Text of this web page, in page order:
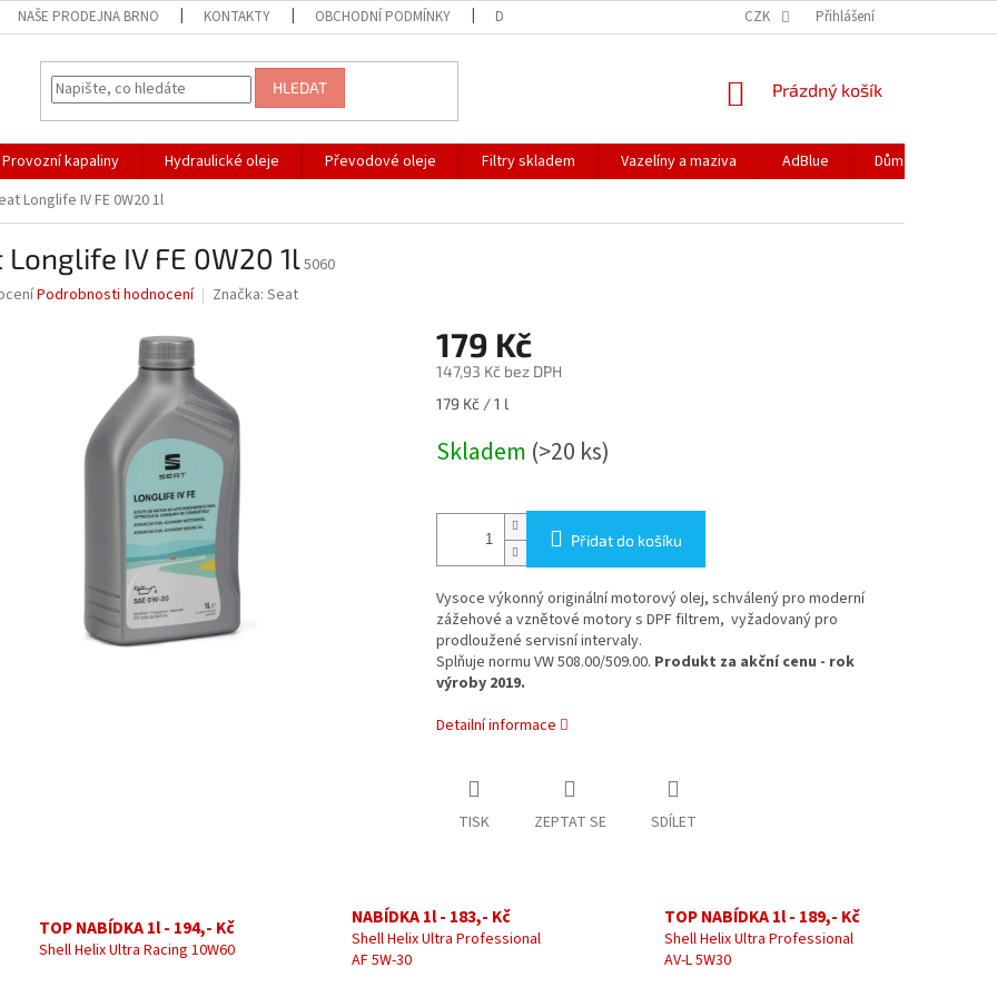
NAŠE PRODEJNA BRNO KONTAKTY OBCHODNÍ PODMÍNKY DOPRAVA PODMÍNKY OCHRANY OSOBNÍCH ÚDAJŮ
CZK Přihlášení
HLEDAT
NÁKUPNÍ
Prázdný košík
Provozní kapaliny Hydraulické oleje Převodové oleje Filtry skladem Vazelíny a maziva AdBlue
Dům a zahrada
Longlife IV FE 0W20 1l
Longlife IV FE 0W20 1l5060
Podrobnosti hodnocení Značka: Seat
179 Kč
147,93 Kč bez DPH
Měrná
179 Kč / 1 l
Skladem (>20 ks)
Přidat do košíku
Vysoce výkonný originální motorový olej, schválený pro moderní
zážehové a vznětové motory s DPF filtrem, vyžadovaný pro
prodloužené servisní intervaly.
Splňuje normu VW 508.00/509.00. Produkt za akční cenu - rok
výroby 2019.
Detailní informace
TISK ZEPTAT SE SDÍLET
TOP NABÍDKA 1l - 194,- Kč
Shell Helix Ultra Racing 10W60
NABÍDKA 1l - 183,- Kč
Shell Helix Ultra Professional
AF 5W-30
TOP NABÍDKA 1l - 189,- Kč
Shell Helix Ultra Professional
AV-L 5W30